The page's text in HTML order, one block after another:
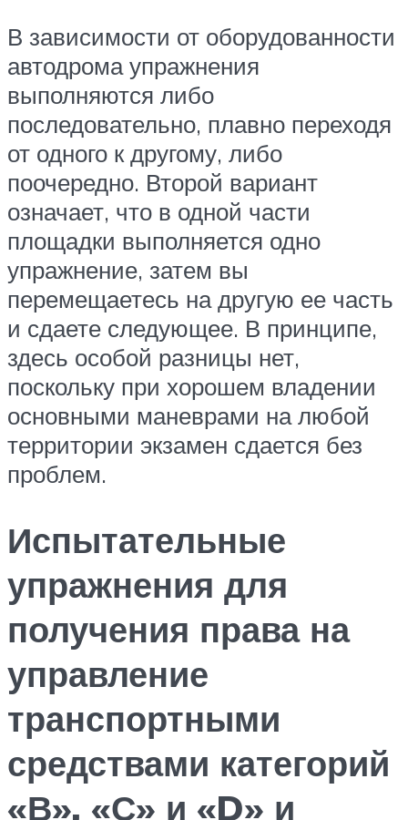
В зависимости от оборудованности
автодрома упражнения
выполняются либо
последовательно, плавно переходя
от одного к другому, либо
поочередно. Второй вариант
означает, что в одной части
площадки выполняется одно
упражнение, затем вы
перемещаетесь на другую ее часть
и сдаете следующее. В принципе,
здесь особой разницы нет,
поскольку при хорошем владении
основными маневрами на любой
территории экзамен сдается без
проблем.
Испытательные
упражнения для
получения права на
управление
транспортными
средствами категорий
«В», «С» и «D» и